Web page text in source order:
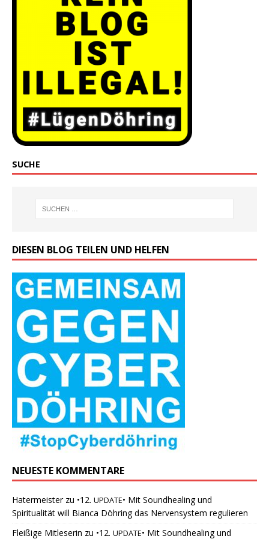
SUCHE
DIESEN BLOG TEILEN UND HELFEN
NEUESTE KOMMENTARE
Hatermeisterzu •12. UPDATE• Mit Soundhealing und
Spiritualität will Bianca Döhring das Nervensystem regulieren
Fleißige Mitleserin zu •12. UPDATE• Mit Soundhealing und